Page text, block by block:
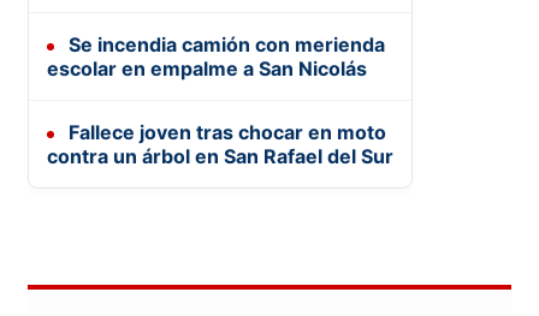
Se incendia camión con merienda
escolar en empalme a San Nicolás
Fallece joven tras chocar en moto
contra un árbol en San Rafael del Sur